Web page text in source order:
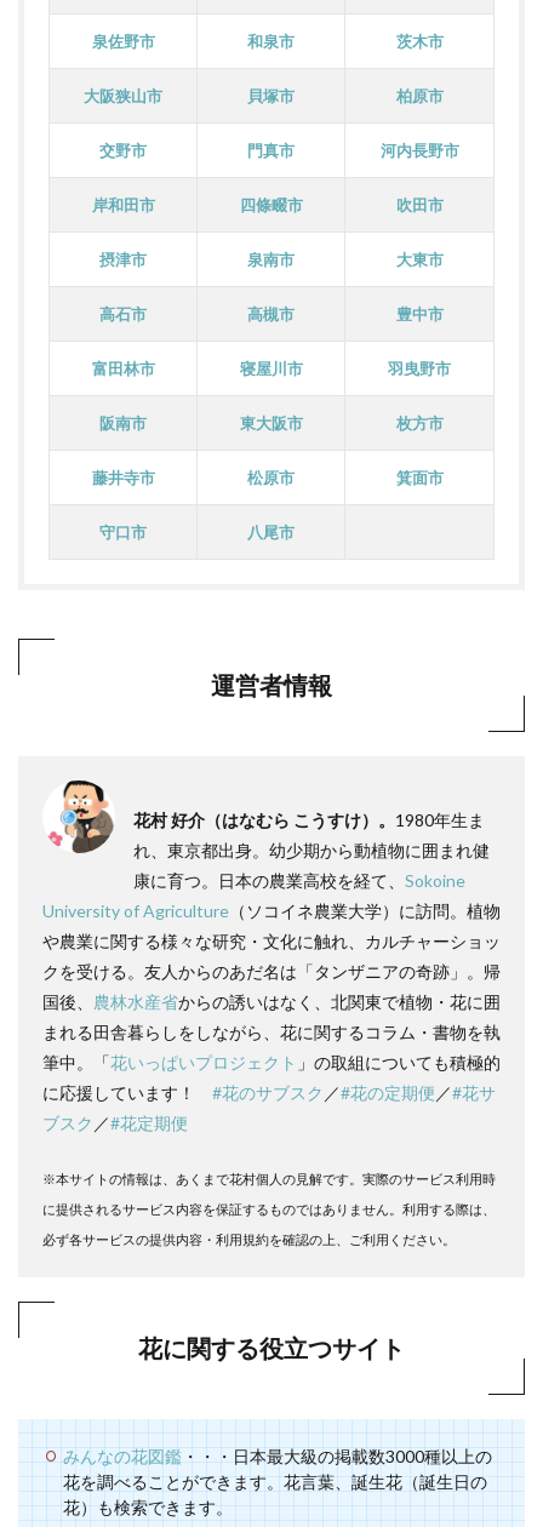
泉佐野市 和泉市 茨木市
大阪狭山市 貝塚市 柏原市
交野市 門真市 河内長野市
岸和田市 四條畷市 吹田市
摂津市 泉南市 大東市
高石市 高槻市 豊中市
富田林市 寝屋川市 羽曳野市
阪南市 東大阪市 枚方市
藤井寺市 松原市 箕面市
守口市 八尾市
運営者情報
花村 好介（はなむら こうすけ）。 1980年生ま
れ、東京都出身。幼少期から動植物に囲まれ健
康に育つ。日本の農業高校を経て、 Sokoine
University of Agriculture （ソコイネ農業大学）に訪問。植物
や農業に関する様々な研究・文化に触れ、カルチャーショッ
クを受ける。友人からのあだ名は「タンザニアの奇跡」。帰
国後、 農林水産省からの誘いはなく、北関東で植物・花に囲
まれる田舎暮らしをしながら、花に関するコラム・書物を執
筆中。「花いっぱいプロジェクト 」の取組についても積極的
に応援しています！ #花のサブスク ／#花の定期便 ／#花サ
ブスク ／#花定期便
※本サイトの情報は、あくまで花村個人の見解です。実際のサービス利用時
に提供されるサービス内容を保証するものではありません。利用する際は、
必ず各サービスの提供内容・利用規約を確認の上、ご利用ください。
花に関する役立つサイト
みんなの花図鑑 ・・・日本最大級の掲載数3000種以上の
花を調べることができます。花言葉、誕生花（誕生日の
花）も検索できます。